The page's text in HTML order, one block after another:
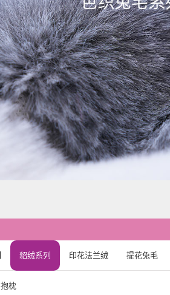
貂绒系列 印花法兰绒 提花兔毛
抱枕